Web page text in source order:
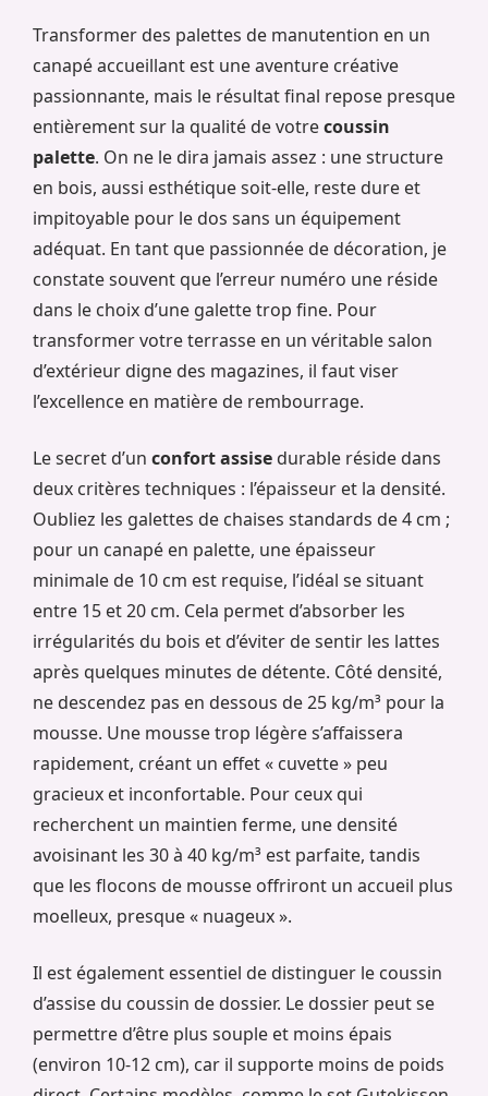
Transformer des palettes de manutention en un
canapé accueillant est une aventure créative
passionnante, mais le résultat final repose presque
entièrement sur la qualité de votrecoussin
palette. On ne le dira jamais assez : une structure
en bois, aussi esthétique soit-elle, reste dure et
impitoyable pour le dos sans un équipement
adéquat. En tant que passionnée de décoration, je
constate souvent que l’erreur numéro une réside
dans le choix d’une galette trop fine. Pour
transformer votre terrasse en un véritable salon
d’extérieur digne des magazines, il faut viser
l’excellence en matière de rembourrage.
Le secret d’un confort assise durable réside dans
deux critères techniques : l’épaisseur et la densité.
Oubliez les galettes de chaises standards de 4 cm ;
pour un canapé en palette, une épaisseur
minimale de 10 cm est requise, l’idéal se situant
entre 15 et 20 cm. Cela permet d’absorber les
irrégularités du bois et d’éviter de sentir les lattes
après quelques minutes de détente. Côté densité,
ne descendez pas en dessous de 25 kg/m³ pour la
mousse. Une mousse trop légère s’affaissera
rapidement, créant un effet « cuvette » peu
gracieux et inconfortable. Pour ceux qui
recherchent un maintien ferme, une densité
avoisinant les 30 à 40 kg/m³ est parfaite, tandis
que les flocons de mousse offriront un accueil plus
moelleux, presque « nuageux ».
Il est également essentiel de distinguer le coussin
d’assise du coussin de dossier. Le dossier peut se
permettre d’être plus souple et moins épais
(environ 10-12 cm), car il supporte moins de poids